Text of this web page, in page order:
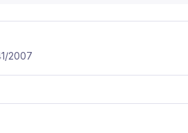
2007